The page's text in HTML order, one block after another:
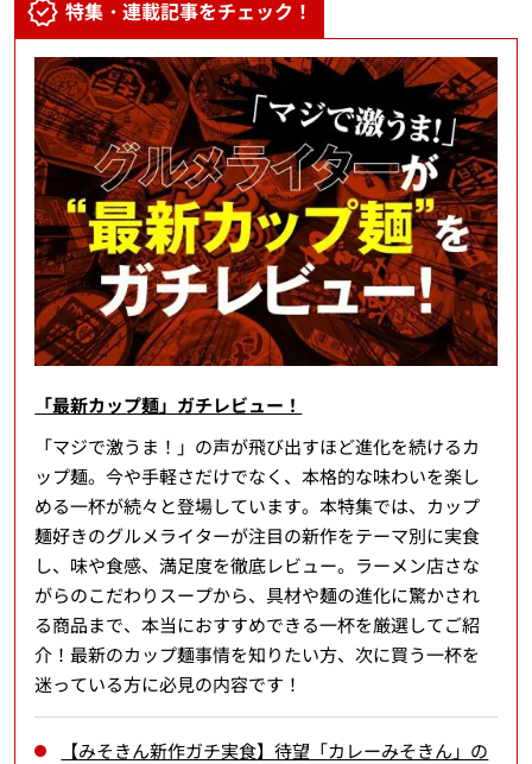
特集・連載記事をチェック！
「最新カップ麺」ガチレビュー！
「マジで激うま！」の声が飛び出すほど進化を続けるカ
ップ麺。今や手軽さだけでなく、本格的な味わいを楽し
める一杯が続々と登場しています。本特集では、カップ
麺好きのグルメライターが注目の新作をテーマ別に実食
し、味や食感、満足度を徹底レビュー。ラーメン店さな
がらのこだわりスープから、具材や麺の進化に驚かされ
る商品まで、本当におすすめできる一杯を厳選してご紹
介！最新のカップ麺事情を知りたい方、次に買う一杯を
迷っている方に必見の内容です！
【みそきん新作ガチ実食】待望「カレーみそきん」の